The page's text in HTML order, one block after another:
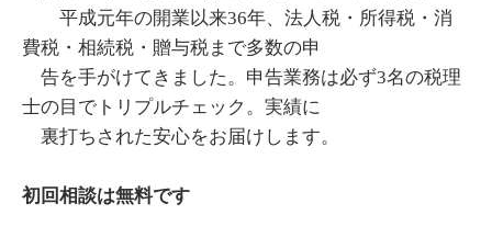
平成元年の開業以来36年、法人税・所得税・消
費税・相続税・贈与税まで多数の申
告を手がけてきました。申告業務は必ず3名の税理
士の目でトリプルチェック。実績に
裏打ちされた安心をお届けします。
初回相談は無料です